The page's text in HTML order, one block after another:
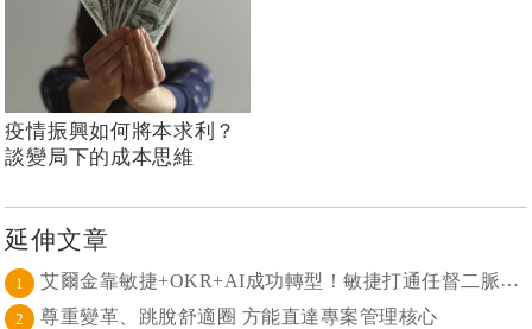
疫情振興如何將本求利？
談變局下的成本思維
延伸文章
1 艾爾金靠敏捷+OKR+AI成功轉型！敏捷打通任督二脈， 避免文化與流程「卡卡」導致溝通無效
2 尊重變革、跳脫舒適圈 方能直達專案管理核心